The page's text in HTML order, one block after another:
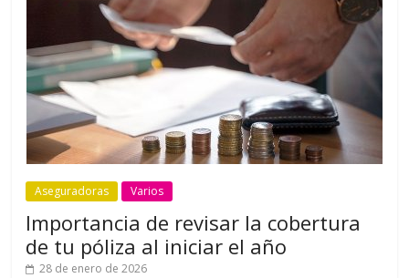
Aseguradoras Varios
Importancia de revisar la cobertura
de tu póliza al iniciar el año
28 de enero de 2026